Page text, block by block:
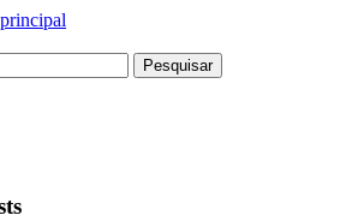
Viva
comprometido com a